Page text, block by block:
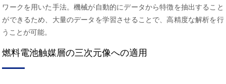
ワークを用いた手法。機械が自動的にデータから特徴を抽出すること
ができるため、大量のデータを学習させることで、高精度な解析を行
うことが可能。
燃料電池触媒層の三次元像への適用